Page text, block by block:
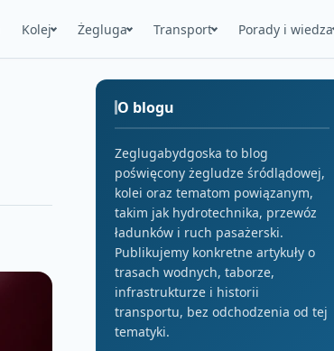
Kolej Żegluga Transport Porady i wiedza
O blogu
Zeglugabydgoska to blog
poświęcony żegludze śródlądowej,
kolei oraz tematom powiązanym,
takim jak hydrotechnika, przewóz
ładunków i ruch pasażerski.
Publikujemy konkretne artykuły o
trasach wodnych, taborze,
infrastrukturze i historii
transportu, bez odchodzenia od tej
tematyki.